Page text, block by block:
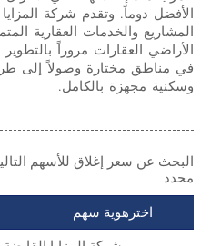
الأفضل دوماً. وتقدم شركة
المشاريع والخدمات العقارية
الأراضي العقارات مروراً
في مناطق مختارة وصولاً إلى
وسكنية مجهزة بالكامل.